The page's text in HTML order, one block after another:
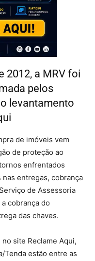
2012, a MRV foi
pelos
levantamento
de imóveis vem
de proteção ao
enfrentados
entregas, cobrança
de Assessoria
cobrança do
das chaves.
site Reclame Aqui,
Tenda estão entre as